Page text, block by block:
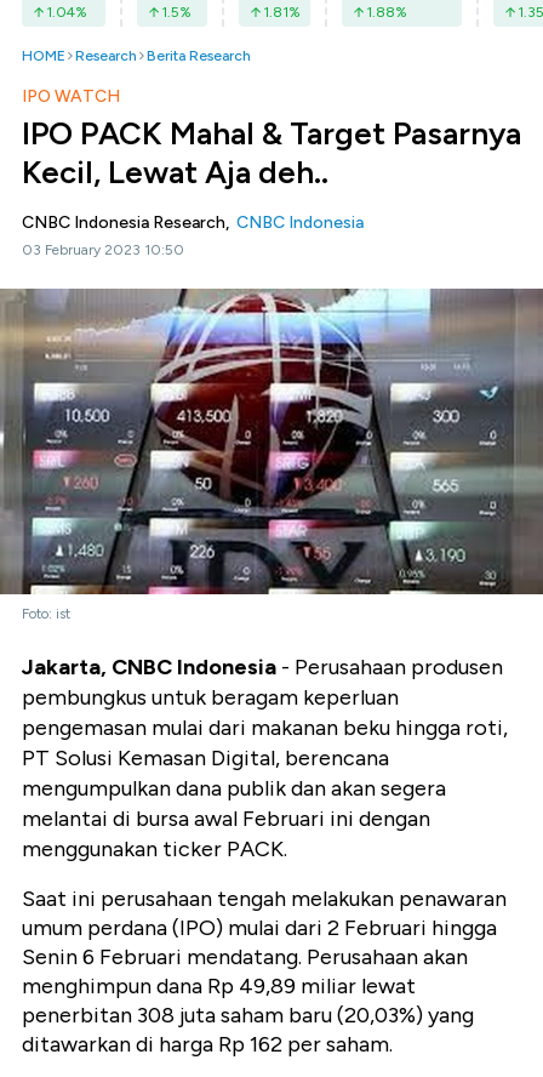
1.04% 1.5% 1.81% 1.88% 1.35
HOME Research Berita Research
IPO WATCH
IPO PACK Mahal & Target Pasarnya
Kecil, Lewat Aja deh..
CNBC Indonesia Research, CNBC Indonesia
03 February 2023 10:50
Foto: ist
Jakarta, CNBC Indonesia - Perusahaan produsen
pembungkus untuk beragam keperluan
pengemasan mulai dari makanan beku hingga roti,
PT Solusi Kemasan Digital, berencana
mengumpulkan dana publik dan akan segera
melantai di bursa awal Februari ini dengan
menggunakan ticker PACK.
Saat ini perusahaan tengah melakukan penawaran
umum perdana (IPO) mulai dari 2 Februari hingga
Senin 6 Februari mendatang. Perusahaan akan
menghimpun dana Rp 49,89 miliar lewat
penerbitan 308 juta saham baru (20,03%) yang
ditawarkan di harga Rp 162 per saham.